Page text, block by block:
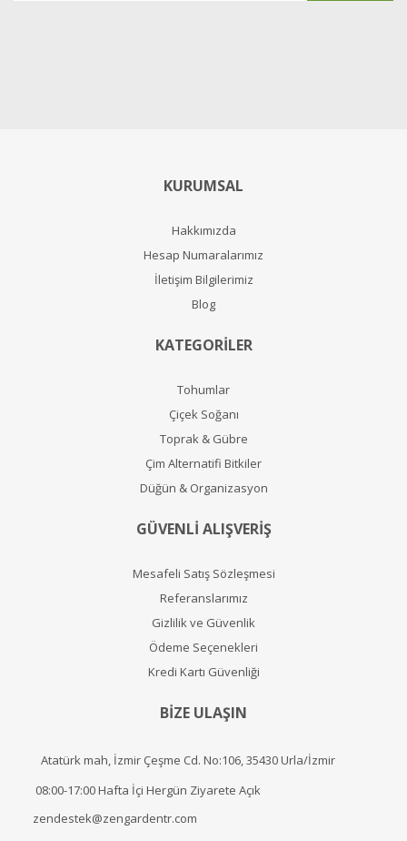
KURUMSAL
Hakkımızda
Hesap Numaralarımız
İletişim Bilgilerimiz
Blog
KATEGORİLER
Tohumlar
Çiçek Soğanı
Toprak & Gübre
Çim Alternatifi Bitkiler
Düğün & Organizasyon
GÜVENLİ ALIŞVERİŞ
Mesafeli Satış Sözleşmesi
Referanslarımız
Gizlilik ve Güvenlik
Ödeme Seçenekleri
Kredi Kartı Güvenliği
BİZE ULAŞIN
Atatürk mah, İzmir Çeşme Cd. No:106, 35430 Urla/İzmir
08:00-17:00 Hafta İçi Hergün Ziyarete Açık
zendestek@zengardentr.com